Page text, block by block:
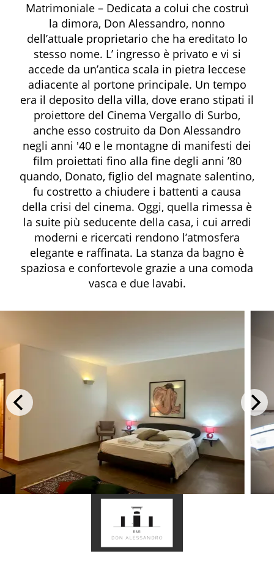
Matrimoniale – Dedicata a colui che costruì
la dimora, Don Alessandro, nonno
dell’attuale proprietario che ha ereditato lo
stesso nome. L’ ingresso è privato e vi si
accede da un’antica scala in pietra leccese
adiacente al portone principale. Un tempo
era il deposito della villa, dove erano stipati il
proiettore del Cinema Vergallo di Surbo,
anche esso costruito da Don Alessandro
negli anni '40 e le montagne di manifesti dei
film proiettati fino alla fine degli anni ’80
quando, Donato, figlio del magnate salentino,
fu costretto a chiudere i battenti a causa
della crisi del cinema. Oggi, quella rimessa è
la suite più seducente della casa, i cui arredi
moderni e ricercati rendono l’atmosfera
elegante e raffinata. La stanza da bagno è
spaziosa e confortevole grazie a una comoda
vasca e due lavabi.